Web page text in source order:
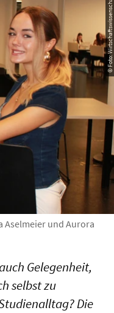
Aselmeier und Aurora
Gelegenheit,
selbst zu
Die